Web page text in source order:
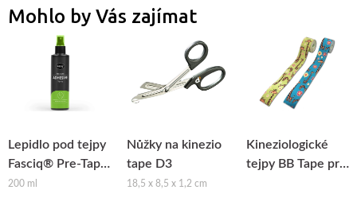
Mohlo by Vás zajímat
Lepidlo pod tejpy
Fasciq® Pre-Tape
Adhesive Spray
200 ml
Nůžky na kinezio
tape D3
18,5 x 8,5 x 1,2 cm
Kineziologické
tejpy BB Tape pro